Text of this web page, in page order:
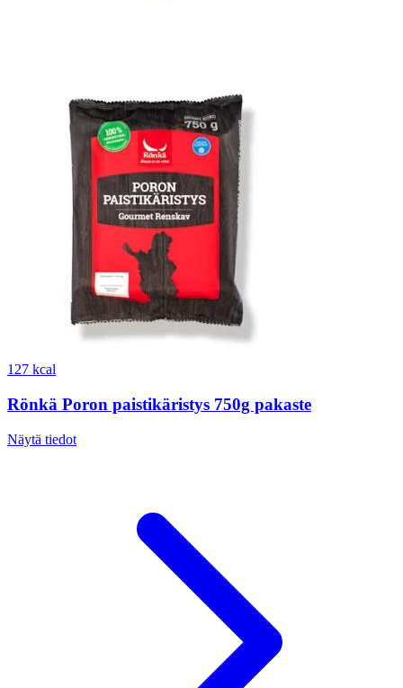
127 kcal
Rönkä Poron paistikäristys 750g pakaste
Näytä tiedot